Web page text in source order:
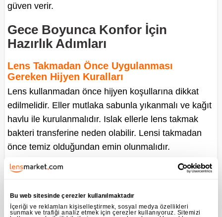
Bu web sitesinde çerezler kullanılmaktadır
İçeriği ve reklamları kişiselleştirmek, sosyal medya özellikleri
sunmak ve trafiği analiz etmek için çerezler kullanıyoruz. Sitemizi
güven verir.
Gece Boyunca Konfor İçin
Hazırlık Adımları
Lens Takmadan Önce Uygulanması
Gereken Hijyen Kuralları
Lens kullanmadan önce hijyen koşullarına dikkat
edilmelidir. Eller mutlaka sabunla yıkanmalı ve kağıt
havlu ile kurulanmalıdır. Islak ellerle lens takmak
bakteri transferine neden olabilir. Lensi takmadan
önce temiz olduğundan emin olunmalıdır.
Lens solüsyonu taze olmalı ve lens, solüsyonda en
sağlayan her yüzey steril tutulmalıdır. Göz makyajı
öncesinde lens takılmalı, böylece makyaj ürünleri